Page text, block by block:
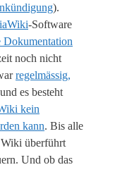
).
-Software
Dokumentation
noch nicht
regelmässig,
es besteht
kein
kann. Bis alle
überführt
Und ob das